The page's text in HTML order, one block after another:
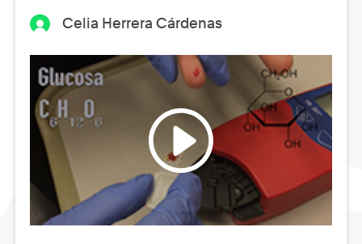
Celia Herrera Cárdenas